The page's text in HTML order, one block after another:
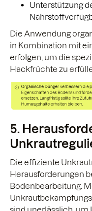
Unterstützung
Die Anwendung
in Kombination mit
erfolgen, um die
Hackfrüchte zu
5.
Die effiziente
Herausforderungen
Bodenbearbeitung.